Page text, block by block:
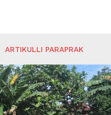
ARTIKULLI PARAPRAK